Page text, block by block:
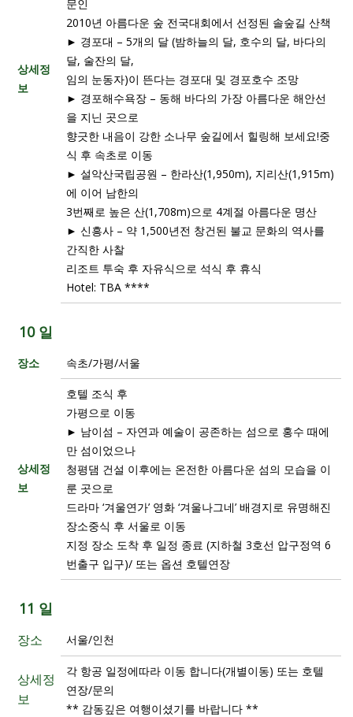
상세정
보
문인
2010년 아름다운 숲 전국대회에서 선정된 솔숲길 산책
► 경포대 – 5개의 달 (밤하늘의 달, 호수의 달, 바다의
달, 술잔의 달,
임의 눈동자)이 뜬다는 경포대 및 경포호수 조망
► 경포해수욕장 – 동해 바다의 가장 아름다운 해안선
을 지닌 곳으로
향긋한 내음이 강한 소나무 숲길에서 힐링해 보세요!중
식 후 속초로 이동
► 설악산국립공원 – 한라산(1,950m), 지리산(1,915m)
에 이어 남한의
3번째로 높은 산(1,708m)으로 4계절 아름다운 명산
► 신흥사 – 약 1,500년전 창건된 불교 문화의 역사를
간직한 사찰
리조트 투숙 후 자유식으로 석식 후 휴식
Hotel: TBA ****
10 일
장소 속초/가평/서울
상세정
보
호텔 조식 후
가평으로 이동
► 남이섬 – 자연과 예술이 공존하는 섬으로 홍수 때에
만 섬이었으나
청평댐 건설 이후에는 온전한 아름다운 섬의 모습을 이
룬 곳으로
드라마 ‘겨울연가’ 영화 ‘겨울나그네’ 배경지로 유명해진
장소중식 후 서울로 이동
지정 장소 도착 후 일정 종료 (지하철 3호선 압구정역 6
번출구 입구)/ 또는 옵션 호텔연장
11 일
장소 서울/인천
상세정
보
각 항공 일정에따라 이동 합니다(개별이동) 또는 호텔
연장/문의
** 감동깊은 여행이셨기를 바랍니다 **